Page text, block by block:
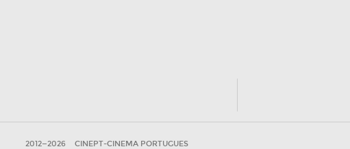
2012—2026 CINEPT-CINEMA PORTUGUES